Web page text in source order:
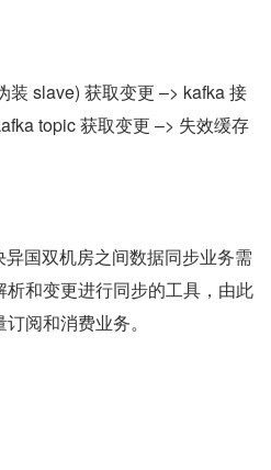
装 slave) 获取变更 –> kafka 接
topic 获取变更 –> 失效缓存
国双机房之间数据同步业务需
和变更进行同步的工具，由此
阅和消费业务。